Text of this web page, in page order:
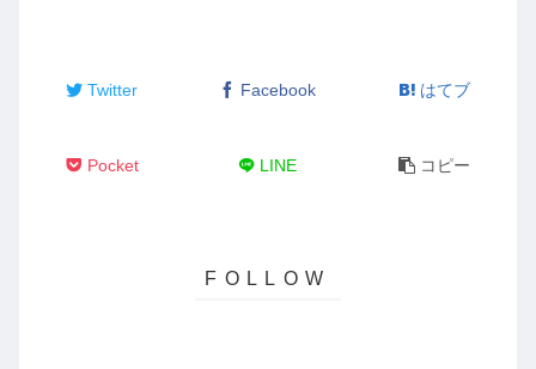
Twitter Facebook はてブ
Pocket LINE コピー